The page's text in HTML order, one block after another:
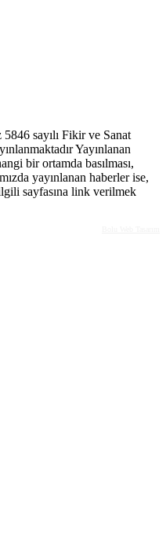
5846 sayılı Fikir ve Sanat
Yayınlanan
bir ortamda basılması,
yayınlanan haberler ise,
sayfasına link verilmek